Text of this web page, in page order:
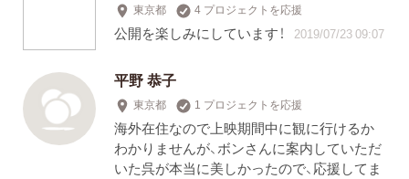
東京都 4 プロジェクトを応援
公開を楽しみにしています！ 2019/07/23 09:07
平野 恭子
東京都 1 プロジェクトを応援
海外在住なので上映期間中に観に行けるか
わかりませんが、ボンさんに案内していただ
いた呉が本当に美しかったので、応援してま